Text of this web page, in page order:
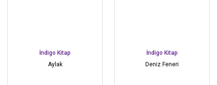
İndigo Kitap
Aylak
İndigo Kitap
Deniz Feneri